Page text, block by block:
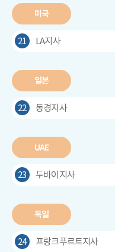
미국
21 LA지사
일본
22 동경지사
UAE
23 두바이지사
독일
24 프랑크푸르트지사